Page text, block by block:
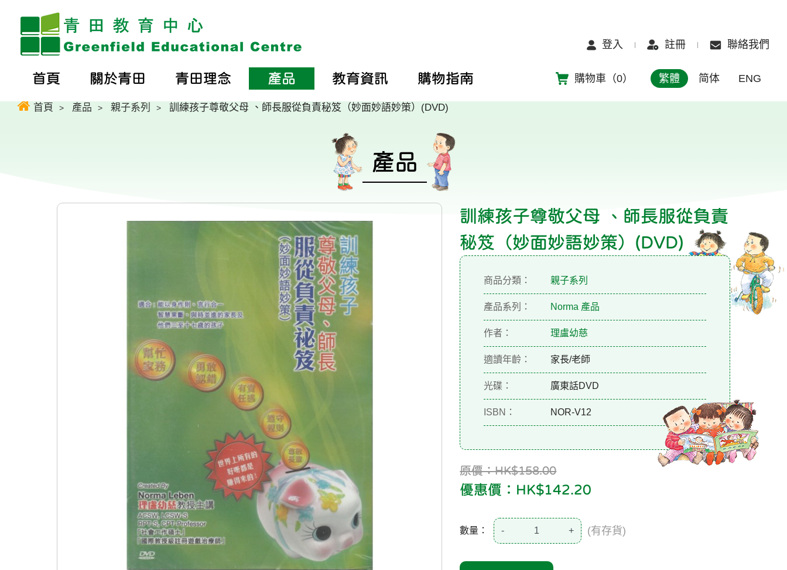
登入 註冊 聯絡我們
首頁 關於青田 青田理念 產品 教育資訊 購物指南 購物車（0） 繁體 简体 ENG
首頁 產品 親子系列 訓練孩子尊敬父母 、師長服從負責秘笈（妙面妙語妙策）(DVD)
產品
訓練孩子尊敬父母 、師長服從負責
秘笈（妙面妙語妙策）(DVD)
商品分類： 親子系列
產品系列： Norma 產品
作者： 理盧幼慈
適讀年齡： 家長/老師
光碟： 廣東話DVD
ISBN： NOR-V12
原價：HK$158.00
優惠價：HK$142.20
數量： - + (有存貨)